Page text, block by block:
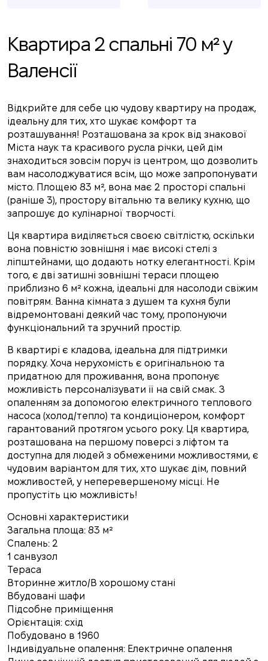
Квартира 2 спальні 70 м² у
Валенсії
Відкрийте для себе цю чудову квартиру на продаж,
ідеальну для тих, хто шукає комфорт та
розташування! Розташована за крок від знакової
Міста наук та красивого русла річки, цей дім
знаходиться зовсім поруч із центром, що дозволить
вам насолоджуватися всім, що може запропонувати
місто. Площею 83 м², вона має 2 просторі спальні
(раніше 3), простору вітальню та велику кухню, що
запрошує до кулінарної творчості.
Ця квартира виділяється своєю світлістю, оскільки
вона повністю зовнішня і має високі стелі з
ліпштейнами, що додають нотку елегантності. Крім
того, є дві затишні зовнішні тераси площею
приблизно 6 м² кожна, ідеальні для насолоди свіжим
повітрям. Ванна кімната з душем та кухня були
відремонтовані деякий час тому, пропонуючи
функціональний та зручний простір.
В квартирі є кладова, ідеальна для підтримки
порядку. Хоча нерухомість є оригінальною та
придатною для проживання, вона пропонує
можливість персоналізувати її на свій смак. З
опаленням за допомогою електричного теплового
насоса (холод/тепло) та кондиціонером, комфорт
гарантований протягом усього року. Ця квартира,
розташована на першому поверсі з ліфтом та
доступна для людей з обмеженими можливостями, є
чудовим варіантом для тих, хто шукає дім, повний
можливостей, у неперевершеному місці. Не
пропустіть цю можливість!
Основні характеристики
Загальна площа: 83 м²
Спалень: 2
1 санвузол
Тераса
Вторинне житло/В хорошому стані
Вбудовані шафи
Підсобне приміщення
Орієнтація: схід
Побудовано в 1960
Індивідуальне опалення: Електричне опалення